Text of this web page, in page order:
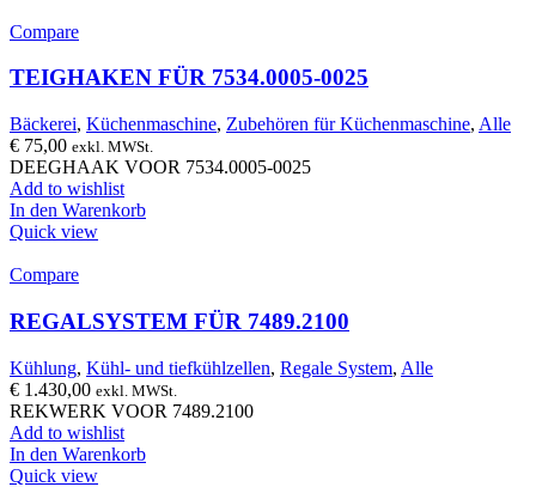
Compare
TEIGHAKEN FÜR 7534.0005-0025
Bäckerei, Küchenmaschine, Zubehören für Küchenmaschine, Alle
€ 75,00 exkl. MWSt.
DEEGHAAK VOOR 7534.0005-0025
Add to wishlist
In den Warenkorb
Quick view
Compare
REGALSYSTEM FÜR 7489.2100
Kühlung, Kühl- und tiefkühlzellen, Regale System, Alle
€ 1.430,00 exkl. MWSt.
REKWERK VOOR 7489.2100
Add to wishlist
In den Warenkorb
Quick view